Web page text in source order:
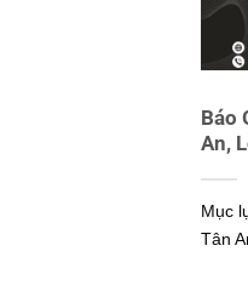
Báo
An,
Mục
Tân